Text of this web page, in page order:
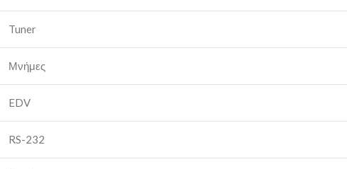
Tuner
Μνήμες
EDV
RS-232